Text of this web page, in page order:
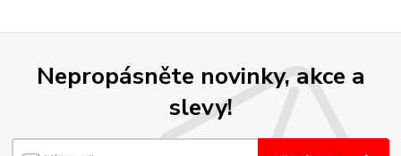
Nepropásněte novinky, akce a
slevy!